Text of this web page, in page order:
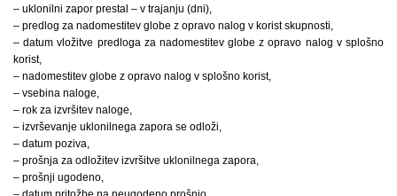
– uklonilni zapor prestal – v trajanju (dni),
– predlog za nadomestitev globe z opravo nalog v korist skupnosti,
– datum vložitve predloga za nadomestitev globe z opravo nalog v splošno
korist,
– nadomestitev globe z opravo nalog v splošno korist,
– vsebina naloge,
– rok za izvršitev naloge,
– izvrševanje uklonilnega zapora se odloži,
– datum poziva,
– prošnja za odložitev izvršitve uklonilnega zapora,
– prošnji ugodeno,